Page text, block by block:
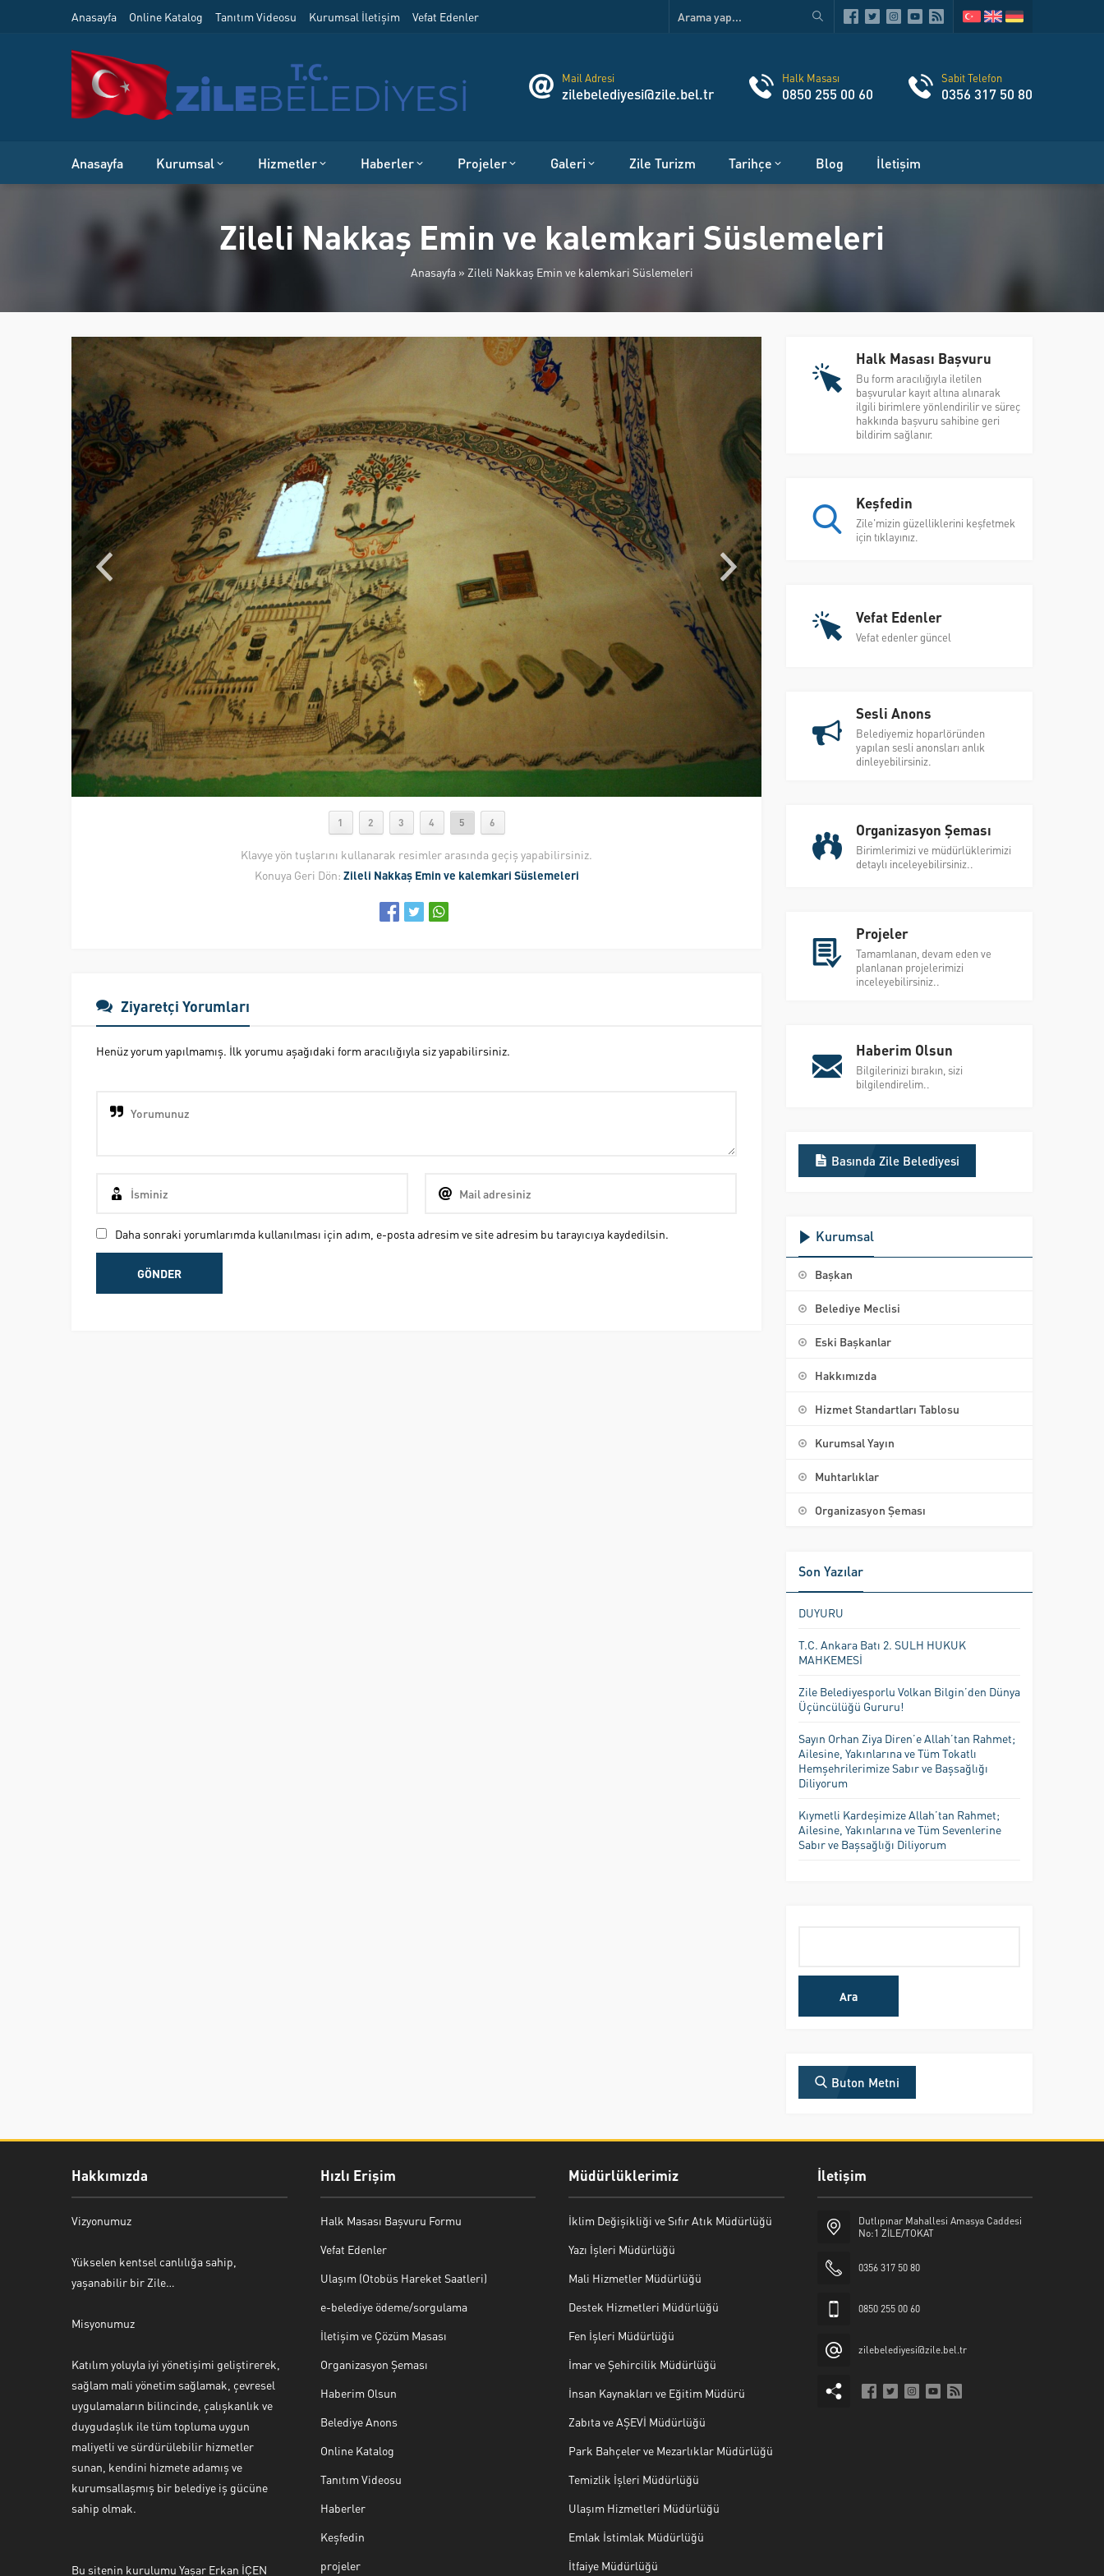
Anasayfa Online Katalog Tanıtım Videosu Kurumsal İletişim Vefat Edenler
Mail Adresi
zilebelediyesi@zile.bel.tr
Halk Masası
0850 255 00 60
Sabit Telefon
0356 317 50 80
Anasayfa Kurumsal Hizmetler Haberler Projeler Galeri Zile Turizm Tarihçe Blog İletişim
Zileli Nakkaş Emin ve kalemkari Süslemeleri
Anasayfa » Zileli Nakkaş Emin ve kalemkari Süslemeleri
1 2 3 4 5 6
Klavye yön tuşlarını kullanarak resimler arasında geçiş yapabilirsiniz.
Konuya Geri Dön: Zileli Nakkaş Emin ve kalemkari Süslemeleri
Ziyaretçi Yorumları
Henüz yorum yapılmamış. İlk yorumu aşağıdaki form aracılığıyla siz yapabilirsiniz.
Daha sonraki yorumlarımda kullanılması için adım, e-posta adresim ve site adresim bu tarayıcıya kaydedilsin.
Halk Masası Başvuru
Bu form aracılığıyla iletilen
başvurular kayıt altına alınarak
ilgili birimlere yönlendirilir ve süreç
hakkında başvuru sahibine geri
bildirim sağlanır.
Keşfedin
Zile'mizin güzelliklerini keşfetmek
için tıklayınız.
Vefat Edenler
Vefat edenler güncel
Sesli Anons
Belediyemiz hoparlöründen
yapılan sesli anonsları anlık
dinleyebilirsiniz.
Organizasyon Şeması
Birimlerimizi ve müdürlüklerimizi
detaylı inceleyebilirsiniz..
Projeler
Tamamlanan, devam eden ve
planlanan projelerimizi
inceleyebilirsiniz..
Haberim Olsun
Bilgilerinizi bırakın, sizi
bilgilendirelim..
Basında Zile Belediyesi
Kurumsal
Başkan
Belediye Meclisi
Eski Başkanlar
Hakkımızda
Hizmet Standartları Tablosu
Kurumsal Yayın
Muhtarlıklar
Organizasyon Şeması
Son Yazılar
DUYURU
T.C. Ankara Batı 2. SULH HUKUK
MAHKEMESİ
Zile Belediyesporlu Volkan Bilgin’den Dünya
Üçüncülüğü Gururu!
Sayın Orhan Ziya Diren’e Allah’tan Rahmet;
Ailesine, Yakınlarına ve Tüm Tokatlı
Hemşehrilerimize Sabır ve Başsağlığı
Diliyorum
Kıymetli Kardeşimize Allah’tan Rahmet;
Ailesine, Yakınlarına ve Tüm Sevenlerine
Sabır ve Başsağlığı Diliyorum
Buton Metni
Hakkımızda
Vizyonumuz
Yükselen kentsel canlılığa sahip,
yaşanabilir bir Zile…
Misyonumuz
Katılım yoluyla iyi yönetişimi geliştirerek,
sağlam mali yönetim sağlamak, çevresel
uygulamaların bilincinde, çalışkanlık ve
duygudaşlık ile tüm topluma uygun
maliyetli ve sürdürülebilir hizmetler
sunan, kendini hizmete adamış ve
kurumsallaşmış bir belediye iş gücüne
sahip olmak.
Bu sitenin kurulumu Yaşar Erkan İÇEN
Hızlı Erişim
Halk Masası Başvuru Formu
Vefat Edenler
Ulaşım (Otobüs Hareket Saatleri)
e-belediye ödeme/sorgulama
İletişim ve Çözüm Masası
Organizasyon Şeması
Haberim Olsun
Belediye Anons
Online Katalog
Tanıtım Videosu
Haberler
Keşfedin
projeler
Müdürlüklerimiz
İklim Değişikliği ve Sıfır Atık Müdürlüğü
Yazı İşleri Müdürlüğü
Mali Hizmetler Müdürlüğü
Destek Hizmetleri Müdürlüğü
Fen İşleri Müdürlüğü
İmar ve Şehircilik Müdürlüğü
İnsan Kaynakları ve Eğitim Müdürü
Zabıta ve AŞEVİ Müdürlüğü
Park Bahçeler ve Mezarlıklar Müdürlüğü
Temizlik İşleri Müdürlüğü
Ulaşım Hizmetleri Müdürlüğü
Emlak İstimlak Müdürlüğü
İtfaiye Müdürlüğü
İletişim
Dutlıpınar Mahallesi Amasya Caddesi
No:1 ZİLE/TOKAT
0356 317 50 80
0850 255 00 60
zilebelediyesi@zile.bel.tr